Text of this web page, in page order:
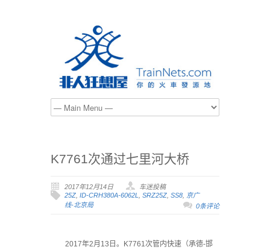
K7761次通过七里河大桥
2017年12月14日
车迷投稿
25Z, ID-CRH380A-6062L, SRZ25Z, SS8, 京广
线-北京局
0条评论
2017年2月13日。K7761次管内快速（承德-邯